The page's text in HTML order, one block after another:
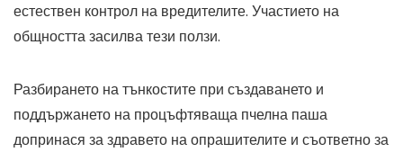
естествен контрол на вредителите. Участието на
общността засилва тези ползи.
Разбирането на тънкостите при създаването и
поддържането на процъфтяваща пчелна паша
допринася за здравето на опрашителите и съответно за